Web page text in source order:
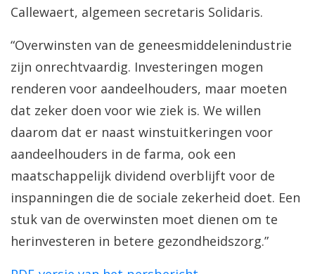
Callewaert, algemeen secretaris Solidaris.
“Overwinsten van de geneesmiddelenindustrie
zijn onrechtvaardig. Investeringen mogen
renderen voor aandeelhouders, maar moeten
dat zeker doen voor wie ziek is. We willen
daarom dat er naast winstuitkeringen voor
aandeelhouders in de farma, ook een
maatschappelijk dividend overblijft voor de
inspanningen die de sociale zekerheid doet. Een
stuk van de overwinsten moet dienen om te
herinvesteren in betere gezondheidszorg.”